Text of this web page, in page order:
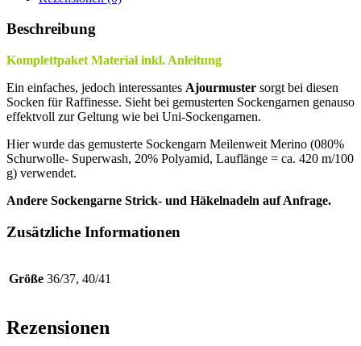
Beschreibung
Komplettpaket Material inkl. Anleitung
Ein einfaches, jedoch interessantes Ajourmuster sorgt bei diesen
Socken für Raffinesse. Sieht bei gemusterten Sockengarnen genauso
effektvoll zur Geltung wie bei Uni-Sockengarnen.
Hier wurde das gemusterte Sockengarn Meilenweit Merino (080%
Schurwolle- Superwash, 20% Polyamid, Lauflänge = ca. 420 m/100
g) verwendet.
Andere Sockengarne Strick- und Häkelnadeln auf Anfrage.
Zusätzliche Informationen
Größe 36/37, 40/41
Rezensionen